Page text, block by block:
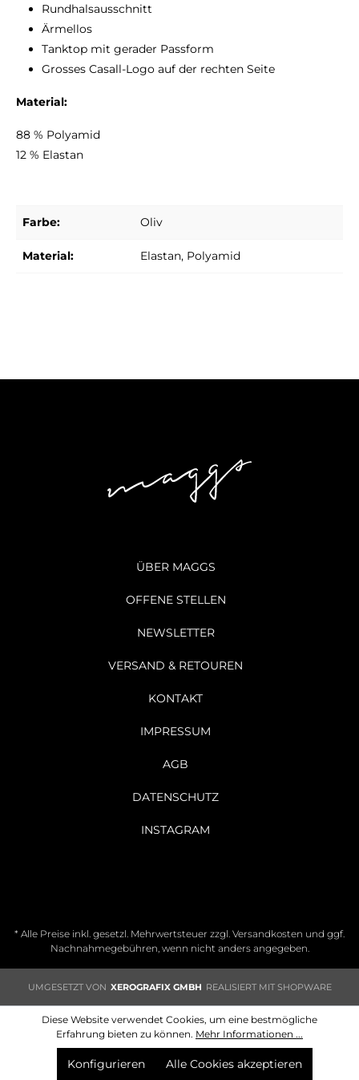
Rundhalsausschnitt
Ärmellos
Tanktop mit gerader Passform
Grosses Casall-Logo auf der rechten Seite
Material:
88 % Polyamid
12 % Elastan
Farbe: Oliv
Material: Elastan, Polyamid
ÜBER MAGGS
OFFENE STELLEN
NEWSLETTER
VERSAND & RETOUREN
KONTAKT
IMPRESSUM
AGB
DATENSCHUTZ
INSTAGRAM
* Alle Preise inkl. gesetzl. Mehrwertsteuer zzgl. Versandkosten und ggf.
Nachnahmegebühren, wenn nicht anders angegeben.
UMGESETZT VON XEROGRAFIX GMBH REALISIERT MIT SHOPWARE
Diese Website verwendet Cookies, um eine bestmögliche
Erfahrung bieten zu können. Mehr Informationen ...
Konfigurieren Alle Cookies akzeptieren